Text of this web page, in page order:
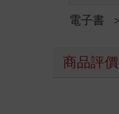
電子書 ＞
商品評價